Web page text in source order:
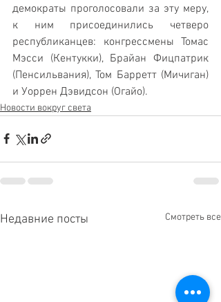
демократы проголосовали за эту меру,
к ним присоединились четверо
республиканцев: конгрессмены Томас
Мэсси (Кентукки), Брайан Фицпатрик
(Пенсильвания), Том Барретт (Мичиган)
и Уоррен Дэвидсон (Огайо).
Новости вокруг света
Недавние посты Смотреть все